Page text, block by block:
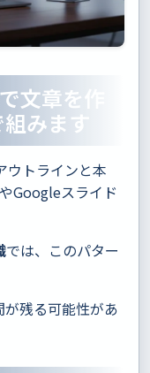
文章を作
みます
ウトラインと本
Googleスライド
では、このパター
残る可能性があ